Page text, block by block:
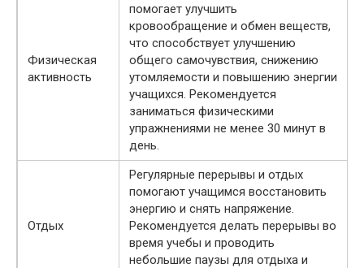
Физическая
активность
помогает улучшить
кровообращение и обмен веществ,
что способствует улучшению
общего самочувствия, снижению
утомляемости и повышению энергии
учащихся. Рекомендуется
заниматься физическими
упражнениями не менее 30 минут в
день.
Отдых
Регулярные перерывы и отдых
помогают учащимся восстановить
энергию и снять напряжение.
Рекомендуется делать перерывы во
время учебы и проводить
небольшие паузы для отдыха и